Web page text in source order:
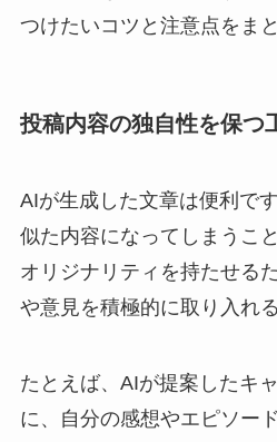
つけたいコツと注意点をま
投稿内容の独自性を保つ
AIが生成した文章は便利で
似た内容になってしまうこ
オリジナリティを持たせる
や意見を積極的に取り入れ
たとえば、AIが提案したキ
に、自分の感想やエピソー